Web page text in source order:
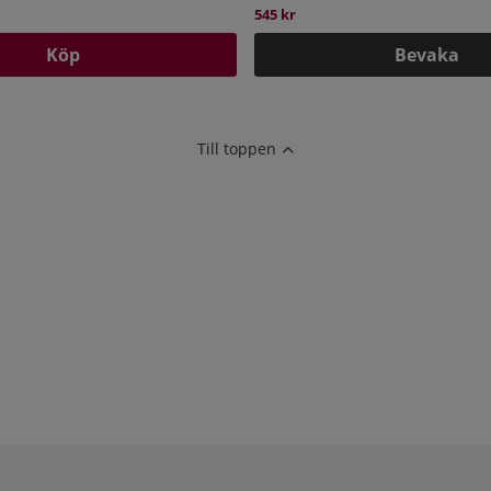
Köp
545 kr
Bevaka
Till toppen